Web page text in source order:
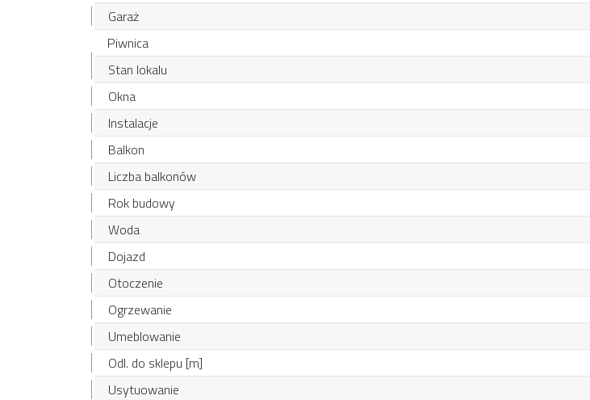
Garaż
Piwnica
Stan lokalu
Okna
Instalacje
Balkon
Liczba balkonów
Rok budowy
Woda
Dojazd
Otoczenie
Ogrzewanie
Umeblowanie
Odl. do sklepu [m]
Usytuowanie